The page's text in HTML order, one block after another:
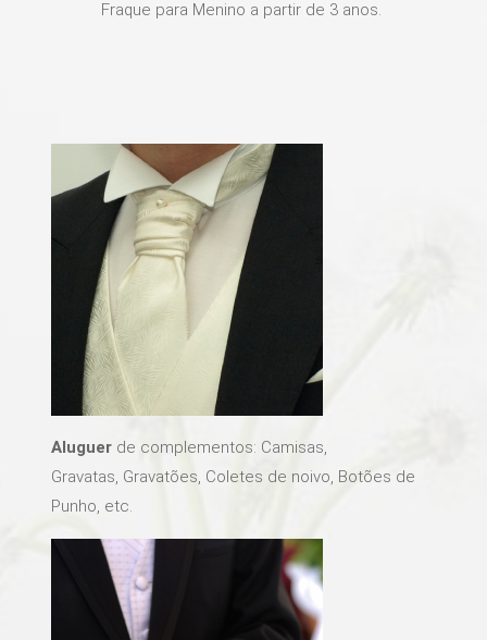
Fraque para Menino a partir de 3 anos.
Aluguer de complementos: Camisas,
Gravatas, Gravatões, Coletes de noivo, Botões de
Punho, etc.